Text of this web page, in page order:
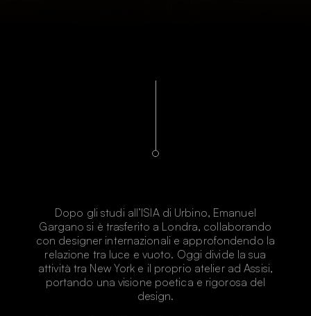
Dopo gli studi all’ISIA di Urbino, Emanuel
Gargano si è trasferito a Londra, collaborando
con designer internazionali e approfondendo la
relazione tra luce e vuoto. Oggi divide la sua
attività tra New York e il proprio atelier ad Assisi,
portando una visione poetica e rigorosa del
design.